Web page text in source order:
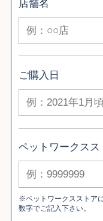
店舗名
ご購入日
ペットワークス
※ペットワークスストア
数字でご記入下さい。